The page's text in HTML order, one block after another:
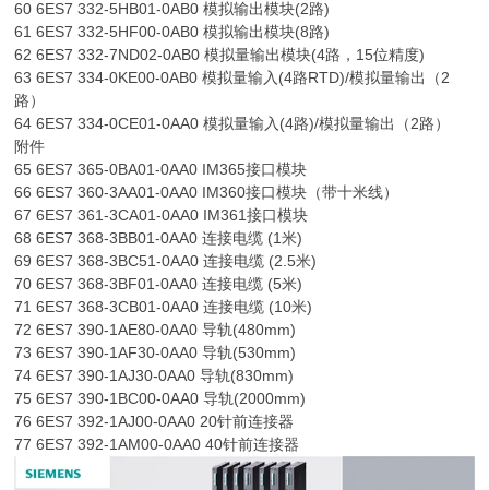
60 6ES7 332-5HB01-0AB0 模拟输出模块(2路)
61 6ES7 332-5HF00-0AB0 模拟输出模块(8路)
62 6ES7 332-7ND02-0AB0 模拟量输出模块(4路，15位精度)
63 6ES7 334-0KE00-0AB0 模拟量输入(4路RTD)/模拟量输出（2
路）
64 6ES7 334-0CE01-0AA0 模拟量输入(4路)/模拟量输出（2路）
附件
65 6ES7 365-0BA01-0AA0 IM365接口模块
66 6ES7 360-3AA01-0AA0 IM360接口模块（带十米线）
67 6ES7 361-3CA01-0AA0 IM361接口模块
68 6ES7 368-3BB01-0AA0 连接电缆 (1米)
69 6ES7 368-3BC51-0AA0 连接电缆 (2.5米)
70 6ES7 368-3BF01-0AA0 连接电缆 (5米)
71 6ES7 368-3CB01-0AA0 连接电缆 (10米)
72 6ES7 390-1AE80-0AA0 导轨(480mm)
73 6ES7 390-1AF30-0AA0 导轨(530mm)
74 6ES7 390-1AJ30-0AA0 导轨(830mm)
75 6ES7 390-1BC00-0AA0 导轨(2000mm)
76 6ES7 392-1AJ00-0AA0 20针前连接器
77 6ES7 392-1AM00-0AA0 40针前连接器